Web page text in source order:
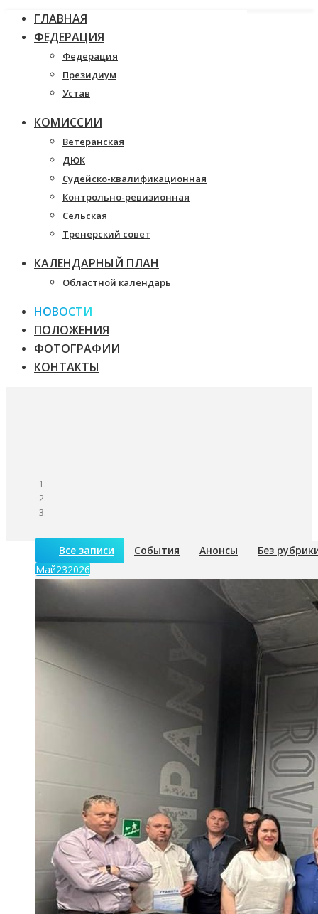
ГЛАВНАЯ
ФЕДЕРАЦИЯ
Федерация
Президиум
Устав
КОМИССИИ
Ветеранская
ДЮК
Судейско-квалификационная
Контрольно-ревизионная
Сельская
Тренерский совет
КАЛЕНДАРНЫЙ ПЛАН
Областной календарь
НОВОСТИ
ПОЛОЖЕНИЯ
ФОТОГРАФИИ
КОНТАКТЫ
Все записи События Анонсы
Без
Май232026